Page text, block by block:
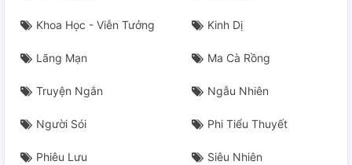
Khoa Học - Viễn Tưởng Kinh Dị
Lãng Mạn Ma Cà Rồng
Truyện Ngắn Ngẫu Nhiên
Người Sói Phi Tiểu Thuyết
Phiêu Lưu Siêu Nhiên